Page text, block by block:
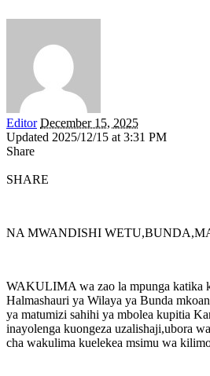
Editor December 15, 2025
Updated 2025/12/15 at 3:31 PM
Share
SHARE
NA MWANDISHI
WAKULIMA wa zao la mpunga katika
Halmashauri ya Wilaya ya Bunda
ya matumizi sahihi ya mbolea kupitia
inayolenga kuongeza uzalishaji,ubora
cha wakulima kuelekea msimu wa